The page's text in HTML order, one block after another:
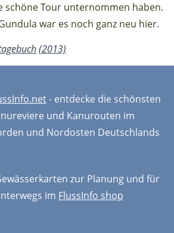
schöne Tour unternommen haben.
war es noch ganz neu hier.
(2013)
- entdecke die schönsten
und Kanurouten im
und Nordosten Deutschlands
zur Planung und für
im FlussInfo shop